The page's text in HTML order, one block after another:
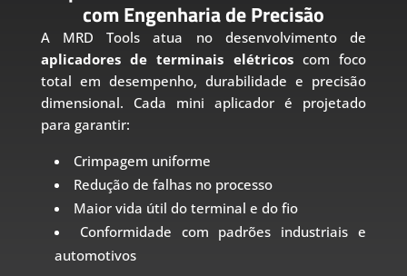
com Engenharia de Precisão
A MRD Tools atua no desenvolvimento de
aplicadores de terminais elétricoscom foco
total em desempenho, durabilidade e precisão
dimensional. Cada mini aplicador é projetado
para garantir:
Crimpagem uniforme
Redução de falhas no processo
Maior vida útil do terminal e do fio
Conformidade com padrões industriais e
automotivos